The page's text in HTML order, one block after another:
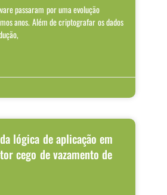
passaram por uma evolução
anos. Além de criptografar os dados
lógica de aplicação em
cego de vazamento de